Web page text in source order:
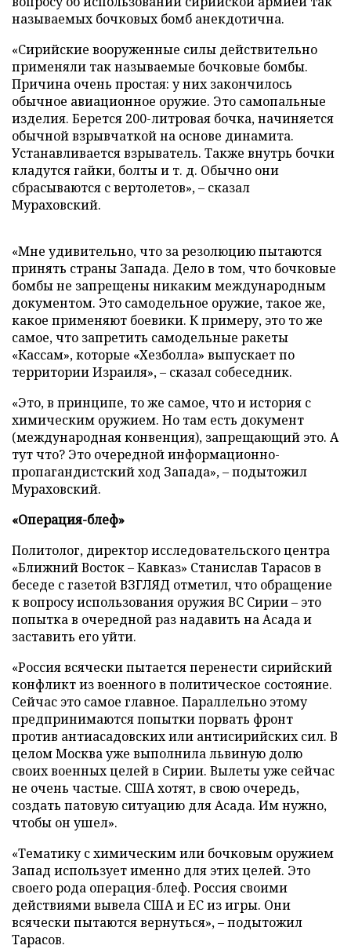
называемых бочковых бомб анекдотична.
«Сирийские вооруженные силы действительно
применяли так называемые бочковые бомбы.
Причина очень простая: у них закончилось
обычное авиационное оружие. Это самопальные
изделия. Берется 200-литровая бочка, начиняется
обычной взрывчаткой на основе динамита.
Устанавливается взрыватель. Также внутрь бочки
кладутся гайки, болты и т. д. Обычно они
сбрасываются с вертолетов», – сказал
Мураховский.
«Мне удивительно, что за резолюцию пытаются
принять страны Запада. Дело в том, что бочковые
бомбы не запрещены никаким международным
документом. Это самодельное оружие, такое же,
какое применяют боевики. К примеру, это то же
самое, что запретить самодельные ракеты
«Кассам», которые «Хезболла» выпускает по
территории Израиля», – сказал собеседник.
«Это, в принципе, то же самое, что и история с
химическим оружием. Но там есть документ
(международная конвенция), запрещающий это. А
тут что? Это очередной информационно-
пропагандистский ход Запада», – подытожил
Мураховский.
«Операция-блеф»
Политолог, директор исследовательского центра
«Ближний Восток – Кавказ» Станислав Тарасов в
беседе с газетой ВЗГЛЯД отметил, что обращение
к вопросу использования оружия ВС Сирии – это
попытка в очередной раз надавить на Асада и
заставить его уйти.
«Россия всячески пытается перенести сирийский
конфликт из военного в политическое состояние.
Сейчас это самое главное. Параллельно этому
предпринимаются попытки порвать фронт
против антиасадовских или антисирийских сил. В
целом Москва уже выполнила львиную долю
своих военных целей в Сирии. Вылеты уже сейчас
не очень частые. США хотят, в свою очередь,
создать патовую ситуацию для Асада. Им нужно,
чтобы он ушел».
«Тематику с химическим или бочковым оружием
Запад использует именно для этих целей. Это
своего рода операция-блеф. Россия своими
действиями вывела США и ЕС из игры. Они
всячески пытаются вернуться», – подытожил
Тарасов.